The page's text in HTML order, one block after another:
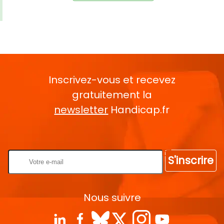
Inscrivez-vous et recevez
gratuitement la
newsletter Handicap.fr
S'inscrire
Nous suivre